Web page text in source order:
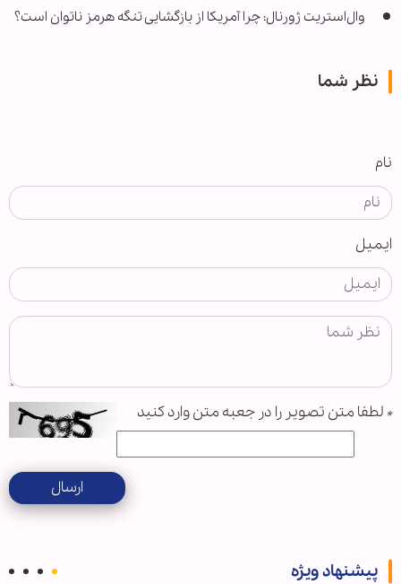
وال‌استریت ژورنال: چرا آمریکا از بازگشایی تنگه هرمز ناتوان است؟
نظر شما
نام
ایمیل
* لطفا متن تصویر را در جعبه متن وارد کنید
ارسال
پیشنهاد ویژه